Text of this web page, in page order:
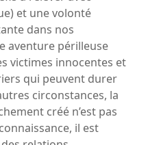
et une volonté
dans nos
aventure périlleuse
victimes innocentes et
qui peuvent durer
circonstances, la
créé n’est pas
il est